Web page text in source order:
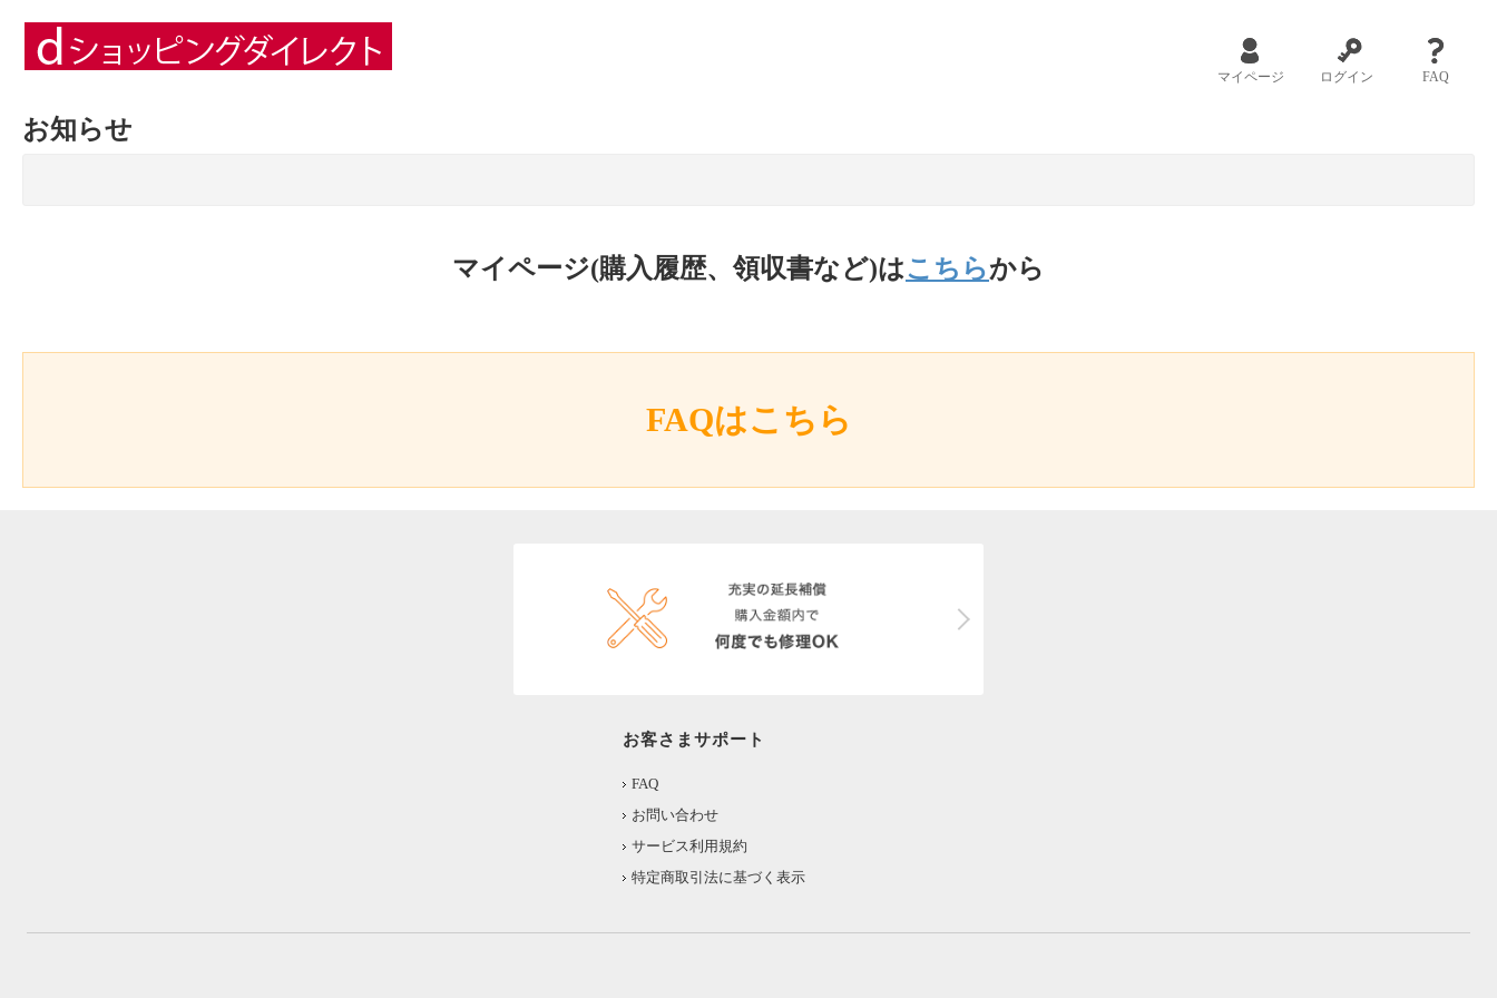
マイページ ログイン FAQ
お知らせ
マイページ(購入履歴、領収書など)はこちらから
FAQはこちら
お客さまサポート
FAQ
お問い合わせ
サービス利用規約
特定商取引法に基づく表示